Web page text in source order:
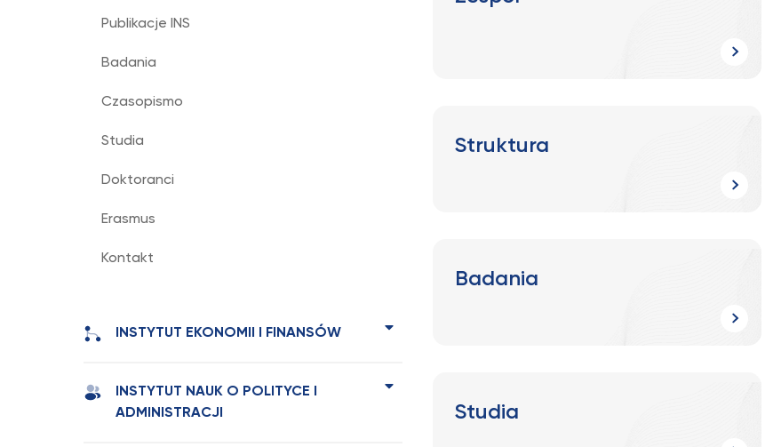
Publikacje INS
Badania
Czasopismo
Studia
Doktoranci
Erasmus
Kontakt
INSTYTUT EKONOMII I FINANSÓW
INSTYTUT NAUK O POLITYCE I
ADMINISTRACJI
Struktura
Badania
Studia